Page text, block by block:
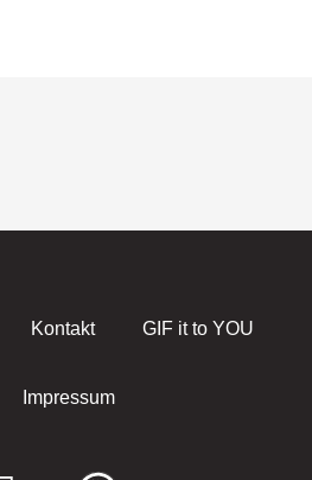
Kontakt GIF it to YOU
Impressum